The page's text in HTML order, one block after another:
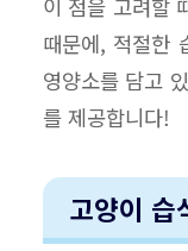
이 점을 고려할
때문에, 적절한
영양소를 담고
를 제공합니다!
고양이 습